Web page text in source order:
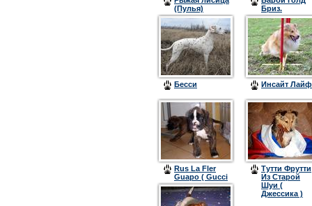
(Пулья)
Бриз.
Бесси Инсайт Лайф
Rus La Fler
Guapo ( Gucci
)
Тутти Фрутти
Из Старой
Шуи (
Джессика )